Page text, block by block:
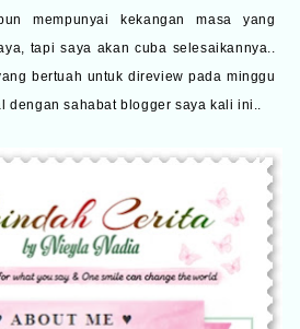
mempunyai kekangan masa yang
tapi saya akan cuba selesaikannya..
bertuah untuk direview pada minggu
dengan sahabat blogger saya kali ini..